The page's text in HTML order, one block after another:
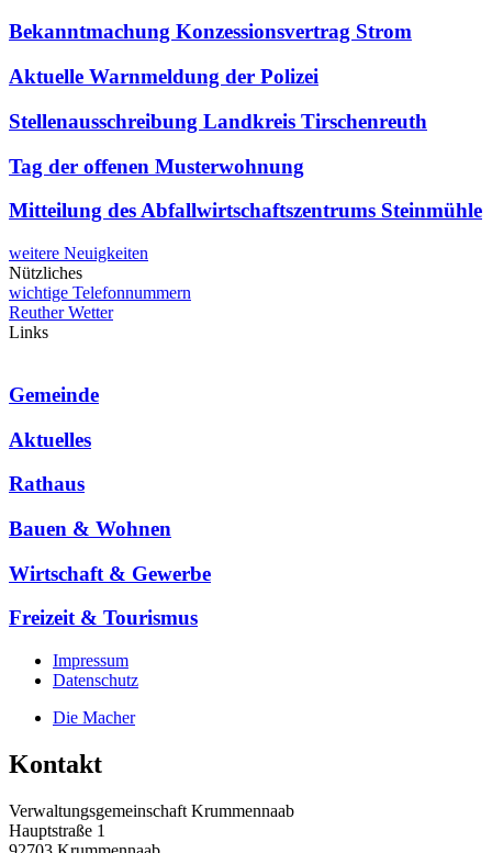
Bekanntmachung Konzessionsvertrag Strom
Aktuelle Warnmeldung der Polizei
Stellenausschreibung Landkreis Tirschenreuth
Tag der offenen Musterwohnung
Mitteilung des Abfallwirtschaftszentrums Steinmühle
weitere Neuigkeiten
Nützliches
wichtige Telefonnummern
Reuther Wetter
Links
Gemeinde
Aktuelles
Rathaus
Bauen & Wohnen
Wirtschaft & Gewerbe
Freizeit & Tourismus
Impressum
Datenschutz
Die Macher
Kontakt
Verwaltungsgemeinschaft Krummennaab
Hauptstraße 1